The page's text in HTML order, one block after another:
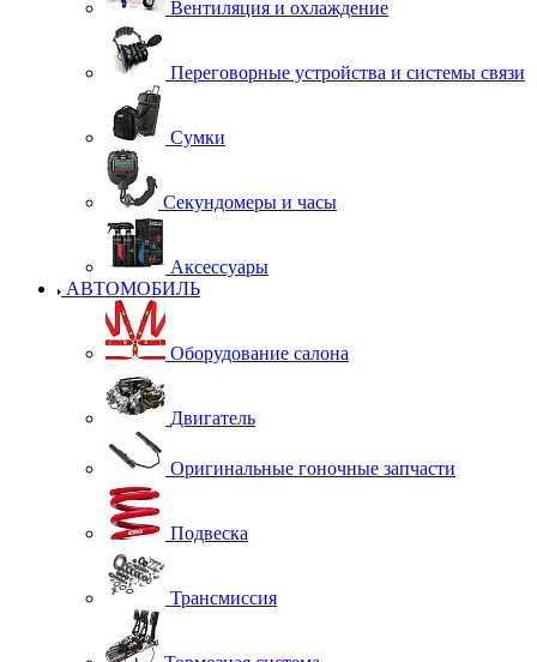
Вентиляция и охлаждение
Переговорные устройства и системы связи
Сумки
Секундомеры и часы
Аксессуары
АВТОМОБИЛЬ
Оборудование салона
Двигатель
Оригинальные гоночные запчасти
Подвеска
Трансмиссия